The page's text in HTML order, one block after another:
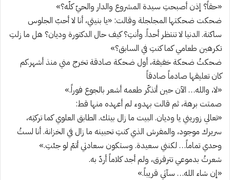
«حقاً؟ إذن أصبحتِ سيدة المشروع والدار والحيّ كلّه؟»
ضحكت ضحكتها المجلجلة وقالت: «يا بنيتي، أنا لا أحبّ الجلوس
ساكنة. الدنيا لا تنتظر أحداً. وأنتِ؟ كيف حال الدكتورة وديان؟ هل ما زلتِ
تكرهين طعامي كما كنتِ في السابق؟»
ضحكتُ ضحكة خفيفة، أول ضحكة صادقة تخرج مني منذ أشهر.كم
كان تعليقها صادماً صادقاً
«لا، والله… الآن حين أتذكّر طعمه أشعر بالجوع فوراً.»
صمتت برهة، ثم قالت بهدوء لم أعهده منها قط:
«تعالي زوريني يا وديان. البيت ما زال بيتك. الطابق العلوي كما تركتِه،
سريرك موجود، والمفرش الذي كنتِ تحبينه ما زال في الخزانة. أنا لستُ
وحدي تماماً… لكنني سعيدة. وستكون سعادتي أتمّ لو جئتِ.»
شعرتُ بدموعي تترقرق، ولم أجد كلاماً أردّ به.
«إن شاء الله… سآتي قريباً.»